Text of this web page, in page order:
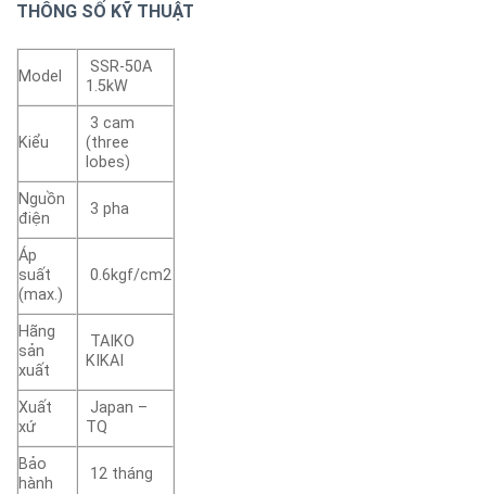
THÔNG SỐ KỸ THUẬT
Model
SSR-50A
1.5kW
Kiểu
3 cam
(three
lobes)
Nguồn
điện
3 pha
Áp
suất
(max.)
0.6kgf/cm2
Hãng
sản
xuất
TAIKO
KIKAI
Xuất
xứ
Japan –
TQ
Bảo
hành
12 tháng